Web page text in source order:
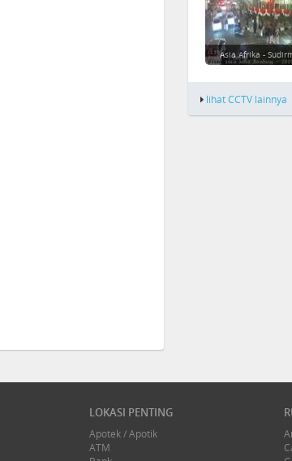
Asia Afrika -
lihat CCTV lainnya
LOKASI PENTING
Apotek / Apotik
ATM